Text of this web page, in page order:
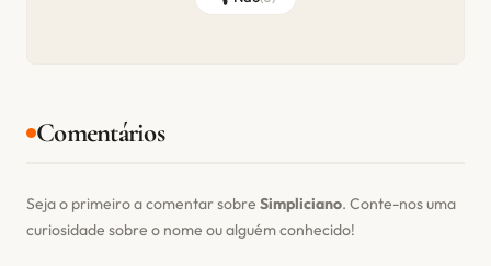
Comentários
Seja o primeiro a comentar sobre Simpliciano. Conte-nos uma
curiosidade sobre o nome ou alguém conhecido!